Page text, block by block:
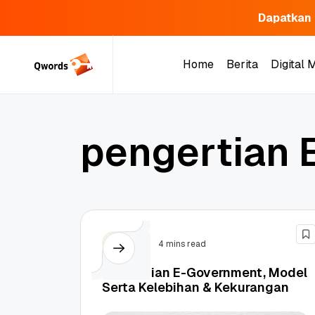
Home
Berita
Digital
pengertian
Berita 4 mins read
Pengertian E-Government, Model
Serta Kelebihan & Kekurangan